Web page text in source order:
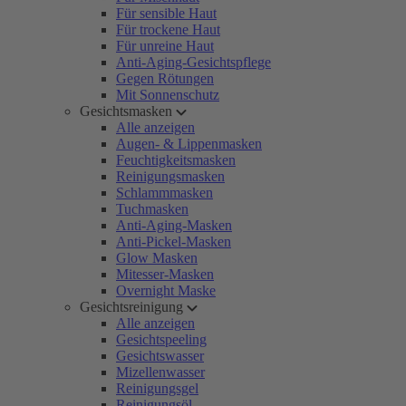
Für sensible Haut
Für trockene Haut
Für unreine Haut
Anti-Aging-Gesichtspflege
Gegen Rötungen
Mit Sonnenschutz
Gesichtsmasken
Alle anzeigen
Augen- & Lippenmasken
Feuchtigkeitsmasken
Reinigungsmasken
Schlammmasken
Tuchmasken
Anti-Aging-Masken
Anti-Pickel-Masken
Glow Masken
Mitesser-Masken
Overnight Maske
Gesichtsreinigung
Alle anzeigen
Gesichtspeeling
Gesichtswasser
Mizellenwasser
Reinigungsgel